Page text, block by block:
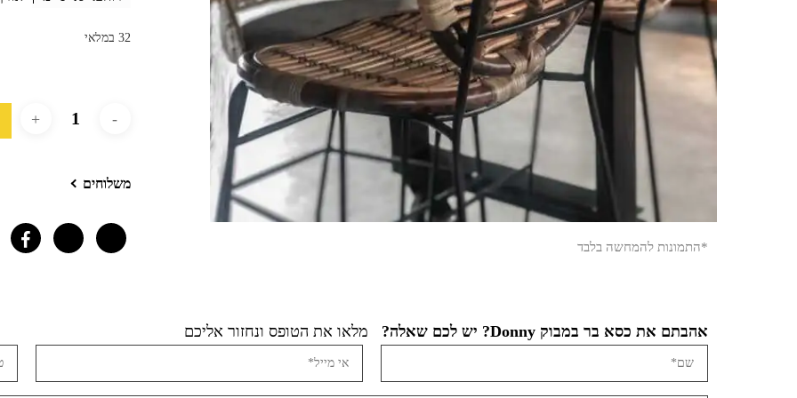
*התמונות להמחשה בלבד
32 במלאי
משלוחים
אהבתם את כסא בר במבוק Donny? יש לכם שאלה? מלאו את הטופס ונחזור אליכם